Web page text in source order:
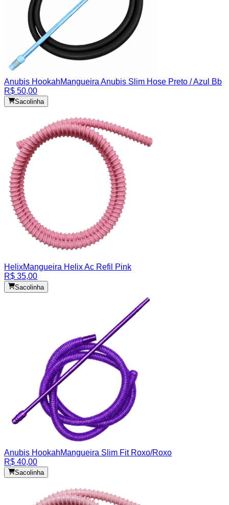
Anubis HookahMangueira Anubis Slim Hose Preto / Azul Bb
R$ 50,00
Sacolinha
HelixMangueira Helix Ac Refil Pink
R$ 35,00
Sacolinha
Anubis HookahMangueira Slim Fit Roxo/Roxo
R$ 40,00
Sacolinha